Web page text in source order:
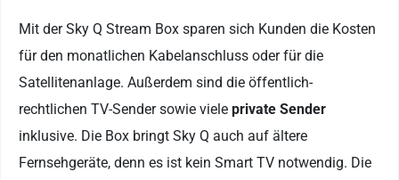
Mit der Sky Q Stream Box sparen sich Kunden die Kosten
für den monatlichen Kabelanschluss oder für die
Satellitenanlage. Außerdem sind die öffentlich-
rechtlichen TV-Sender sowie viele private Sender
inklusive. Die Box bringt Sky Q auch auf ältere
Fernsehgeräte, denn es ist kein Smart TV notwendig. Die